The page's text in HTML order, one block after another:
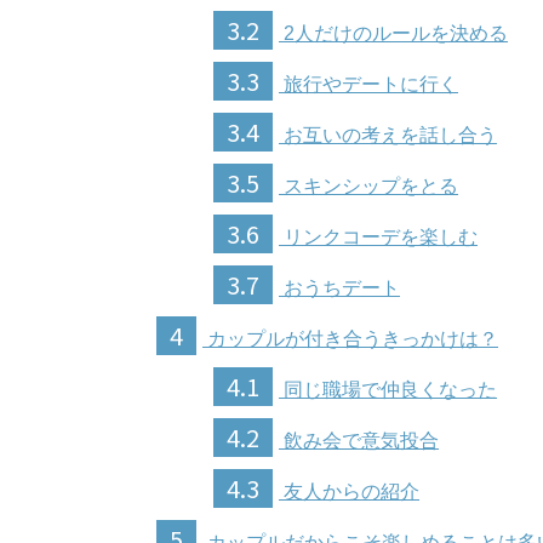
3.2 2人だけのルールを決める
3.3 旅行やデートに行く
3.4 お互いの考えを話し合う
3.5 スキンシップをとる
3.6 リンクコーデを楽しむ
3.7 おうちデート
4 カップルが付き合うきっかけは？
4.1 同じ職場で仲良くなった
4.2 飲み会で意気投合
4.3 友人からの紹介